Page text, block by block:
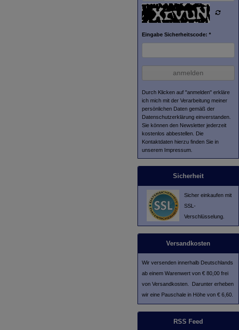
Eingabe Sicherheitscode: *
anmelden
Durch Klicken auf "anmelden" erkläre
ich mich mit der Verarbeitung meiner
persönlichen Daten gemäß der
Datenschutzerklärung einverstanden.
Sie können den Newsletter jederzeit
kostenlos abbestellen. Die
Kontaktdaten hierzu finden Sie in
unserem Impressum.
Sicherheit
Sicher einkaufen mit
SSL-
Verschlüsselung.
Versandkosten
Wir versenden innerhalb Deutschlands
ab einem Warenwert von € 80,00 frei
von Versandkosten. Darunter erheben
wir eine Pauschale in Höhe von € 6,60.
RSS Feed